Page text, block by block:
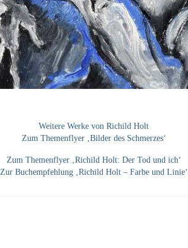
Weitere Werke von Richild Holt
Zum Themenflyer ‚Bilder des Schmerzes‘
Zum Themenflyer ‚Richild Holt: Der Tod und ich‘
Zur Buchempfehlung ‚Richild Holt – Farbe und Linie‘